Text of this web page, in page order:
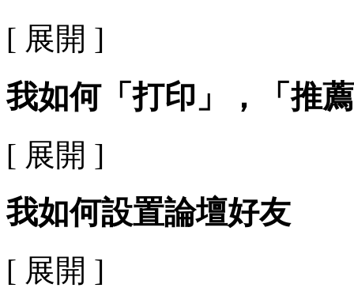
[ 展開 ]
我如何「打印」，「推
[ 展開 ]
我如何設置論壇好友
[ 展開 ]